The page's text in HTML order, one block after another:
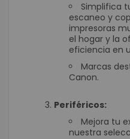
Simplifica
escaneo y
impresoras
el hogar y la
eficiencia en
Marcas
Canon.
Periféricos:
Mejora tu
nuestra